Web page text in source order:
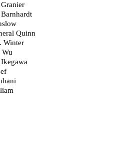
Quinn
Winter
Wu